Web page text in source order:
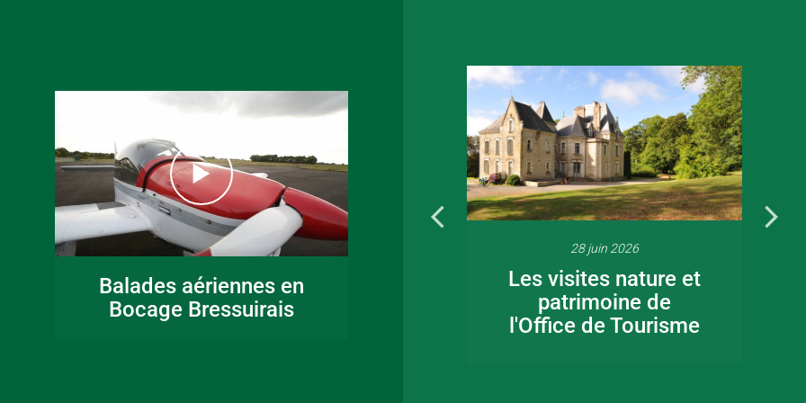
Balades aériennes en
Bocage Bressuirais
16 juin 2026
Fête de la musique
en Bocage
Bressuirais
28 juin 2026
Les visites nature et
patrimoine de
l'Office de Tourisme